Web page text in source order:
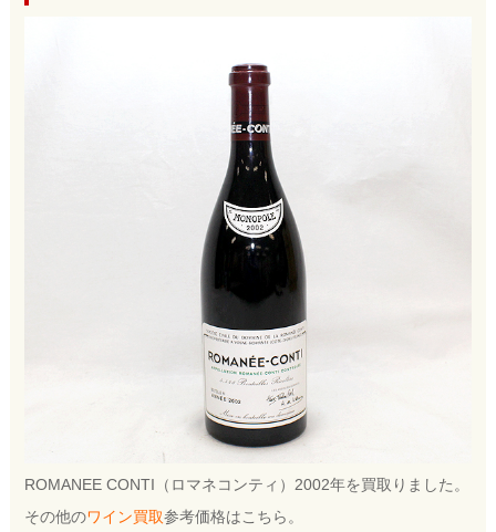
ROMANEE CONTI（ロマネコンティ）2002年を買取りました。
その他のワイン買取参考価格はこちら。